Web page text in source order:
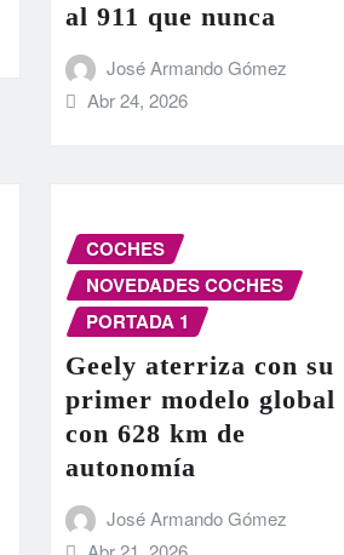
al 911 que nunca
José Armando Gómez
Abr 24, 2026
COCHES
NOVEDADES COCHES
PORTADA 1
Geely aterriza con su
primer modelo global
con 628 km de
autonomía
José Armando Gómez